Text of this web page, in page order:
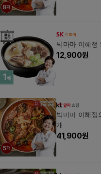
빅마마 이혜정
12,900원
빅마마 이혜정
개
41,900원